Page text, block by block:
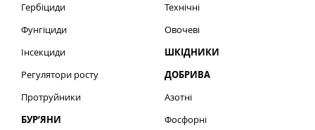
Гербіциди
Фунгіциди
Інсекциди
Регулятори росту
Протруйники
БУР’ЯНИ
Технічні
Овочеві
ШКІДНИКИ
ДОБРИВА
Азотні
Фосфорні